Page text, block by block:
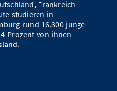
Frankreich
studieren in
rund 16.300 junge
Prozent von ihnen